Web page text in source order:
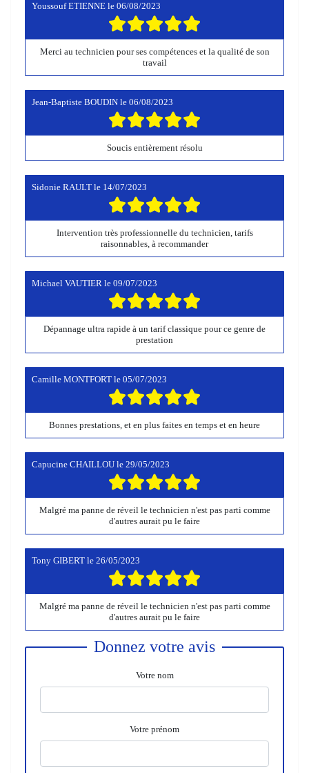
Youssouf ETIENNE le 06/08/2023
Merci au technicien pour ses compétences et la qualité de son
travail
Jean-Baptiste BOUDIN le 06/08/2023
Soucis entièrement résolu
Sidonie RAULT le 14/07/2023
Intervention très professionnelle du technicien, tarifs
raisonnables, à recommander
Michael VAUTIER le 09/07/2023
Dépannage ultra rapide à un tarif classique pour ce genre de
prestation
Camille MONTFORT le 05/07/2023
Bonnes prestations, et en plus faites en temps et en heure
Capucine CHAILLOU le 29/05/2023
Malgré ma panne de réveil le technicien n'est pas parti comme
d'autres aurait pu le faire
Tony GIBERT le 26/05/2023
Malgré ma panne de réveil le technicien n'est pas parti comme
d'autres aurait pu le faire
Donnez votre avis
Votre nom
Votre prénom